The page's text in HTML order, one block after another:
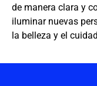
de manera clara y
iluminar nuevas
la belleza y el